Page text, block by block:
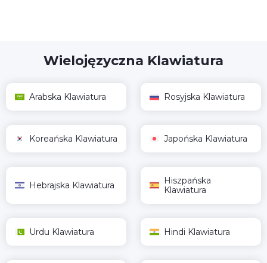
Wielojęzyczna Klawiatura
Arabska Klawiatura Rosyjska Klawiatura
Koreańska Klawiatura Japońska Klawiatura
Hebrajska Klawiatura
Hiszpańska
Klawiatura
Urdu Klawiatura Hindi Klawiatura